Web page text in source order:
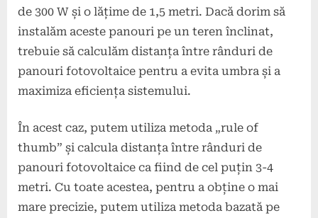
de 300 W și o lățime de 1,5 metri. Dacă dorim să
instalăm aceste panouri pe un teren înclinat,
trebuie să calculăm distanța între rânduri de
panouri fotovoltaice pentru a evita umbra și a
maximiza eficiența sistemului.
În acest caz, putem utiliza metoda „rule of
thumb” și calcula distanța între rânduri de
panouri fotovoltaice ca fiind de cel puțin 3-4
metri. Cu toate acestea, pentru a obține o mai
mare precizie, putem utiliza metoda bazată pe